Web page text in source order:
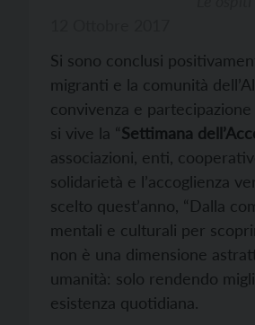
Si sono conclusi
migranti e la comunità
convivenza e
si vive la “Settimana
associazioni, enti,
solidarietà e l’accoglienza
scelto quest’anno, “Dalla
mentali e culturali per
non è una dimensione
umanità: solo rendendo
esistenza quotidiana.